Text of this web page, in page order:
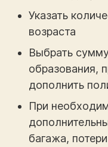
Указать
возраста
Выбрать
образования,
дополнить
При
багажа,